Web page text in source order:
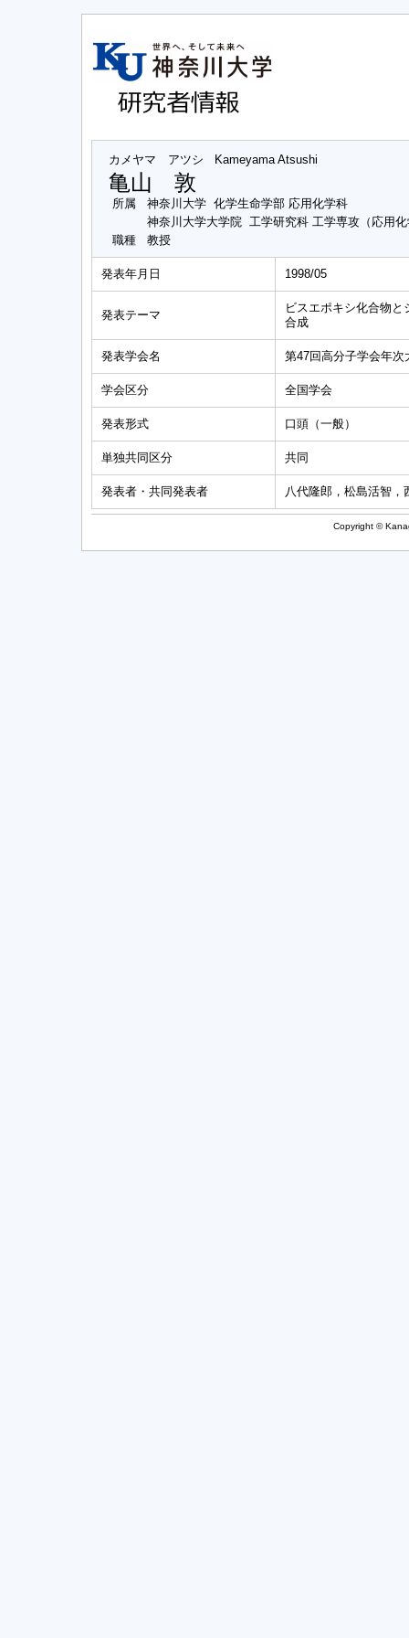
カメヤマ アツシ Kameyama Atsushi
亀山 敦
所属
神奈川大学 化学生命学部 応用化学科
神奈川大学大学院 工学研究科 工学専攻（応用
職種
教授
発表年月日 1998/05
発表テーマ
ビスエポキシ化合物
合成
発表学会名 第47回高分子学会年次
学会区分 全国学会
発表形式 口頭（一般）
単独共同区分 共同
発表者・共同発表者 八代隆郎，松島活智，
Copyright ©